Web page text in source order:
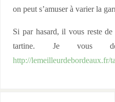
on peut s’amuser à varier la
Si par hasard, il vous reste
tartine. Je vous
http://lemeilleurdebordeaux.fr/